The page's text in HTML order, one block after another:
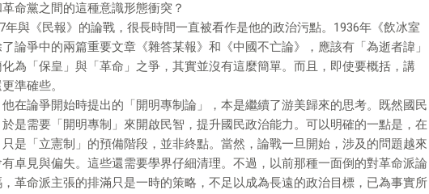
命黨之間的這種意識形態衝突？
年與《民報》的論戰，很長時間一直被看作是他的政治污點。1936年《飲冰室
論爭中的兩篇重要文章《雜答某報》和《中國不亡論》，應該有「為逝者諱」
為「保皇」與「革命」之爭，其實並沒有這麼簡單。而且，即使要概括，講
準確些。
在論爭開始時提出的「開明專制論」，本是繼續了游美歸來的思考。既然國民
是需要「開明專制」來開啟民智，提升國民政治能力。可以明確的一點是，在
是「立憲制」的預備階段，並非終點。當然，論戰一旦開始，涉及的問題越來
卓見與偏失。這些還需要學界仔細清理。不過，以前那種一面倒的對革命派論
革命派主張的排滿只是一時的策略，不足以成為長遠的政治目標，已為事實所